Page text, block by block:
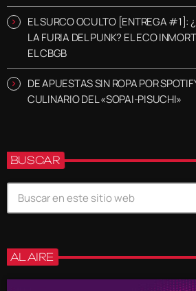
EL SURCO OCULTO [ENTREGA #1]:
LA FURIA DEL PUNK? EL ECO
EL CBGB
DE APUESTAS SIN ROPA POR
CULINARIO DEL «SOPAI-PISUCHI»
BUSCAR
AL AIRE